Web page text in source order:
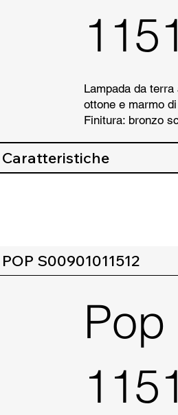
Lampada da
ottone e marmo
Finitura: bronzo
Caratteristiche
POP S00901011512